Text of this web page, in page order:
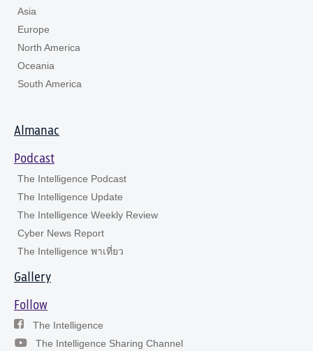
Asia
Europe
North America
Oceania
South America
Almanac
Podcast
The Intelligence Podcast
The Intelligence Update
The Intelligence Weekly Review
Cyber News Report
The Intelligence พาเที่ยว
Gallery
Follow
The Intelligence
The Intelligence Sharing Channel